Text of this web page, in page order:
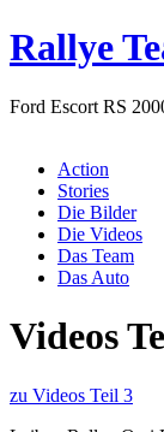
Rallye
Ford Escort RS
Action
Stories
Die Bilder
Die Videos
Das Team
Das Auto
Videos
zu Videos Teil 3